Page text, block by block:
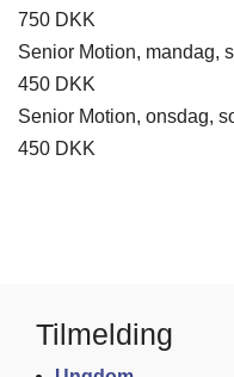
750 DKK
Senior Motion, mandag,
450 DKK
Senior Motion, onsdag,
450 DKK
Tilmelding